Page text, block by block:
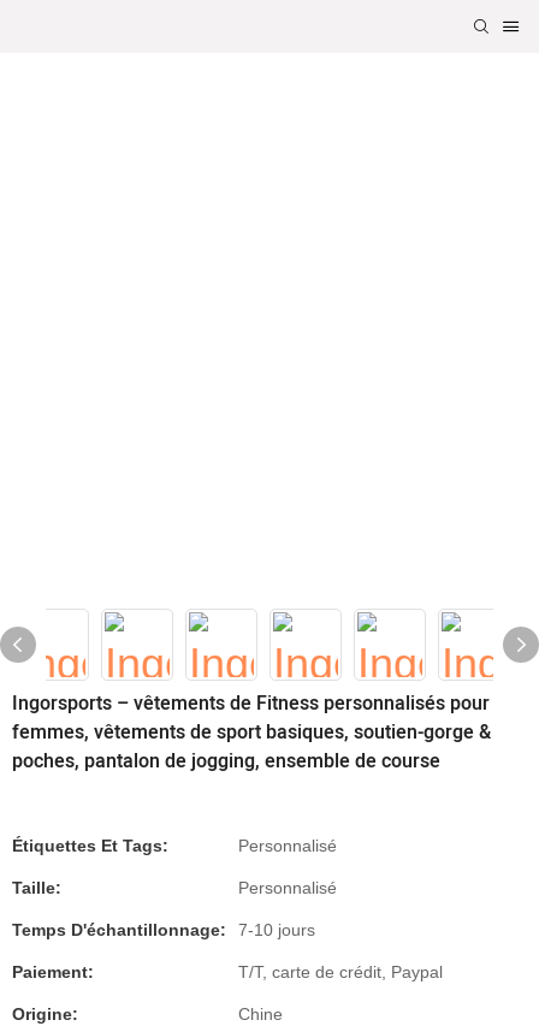
Ingorsports – vêtements de Fitness personnalisés pour
femmes, vêtements de sport basiques, soutien-gorge &
poches, pantalon de jogging, ensemble de course
Étiquettes Et Tags: Personnalisé
Taille: Personnalisé
Temps D'échantillonnage: 7-10 jours
Paiement: T/T, carte de crédit, Paypal
Origine: Chine